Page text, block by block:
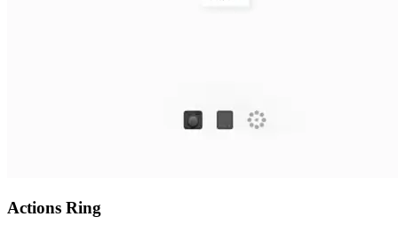
Actions Ring